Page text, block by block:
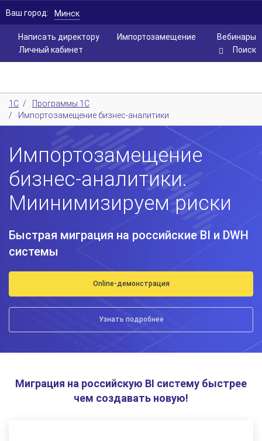
Написать директору Вебинары
Импортозамещение
Личный кабинет
Ваш город: Минск
Поиск
1С /
Программы 1С
/
Импортозамещение бизнес-аналитики
Импортозамещение
бизнес-аналитики.
Миинимизируем риски
Быстрая миграция на российские BI и DWH
системы
Online-демонстрация
Узнать подробнее
Миграция на российскую BI систему быстрее
чем создавать новую!